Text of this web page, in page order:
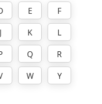
E
F
J K
L
Q
R
W
Y